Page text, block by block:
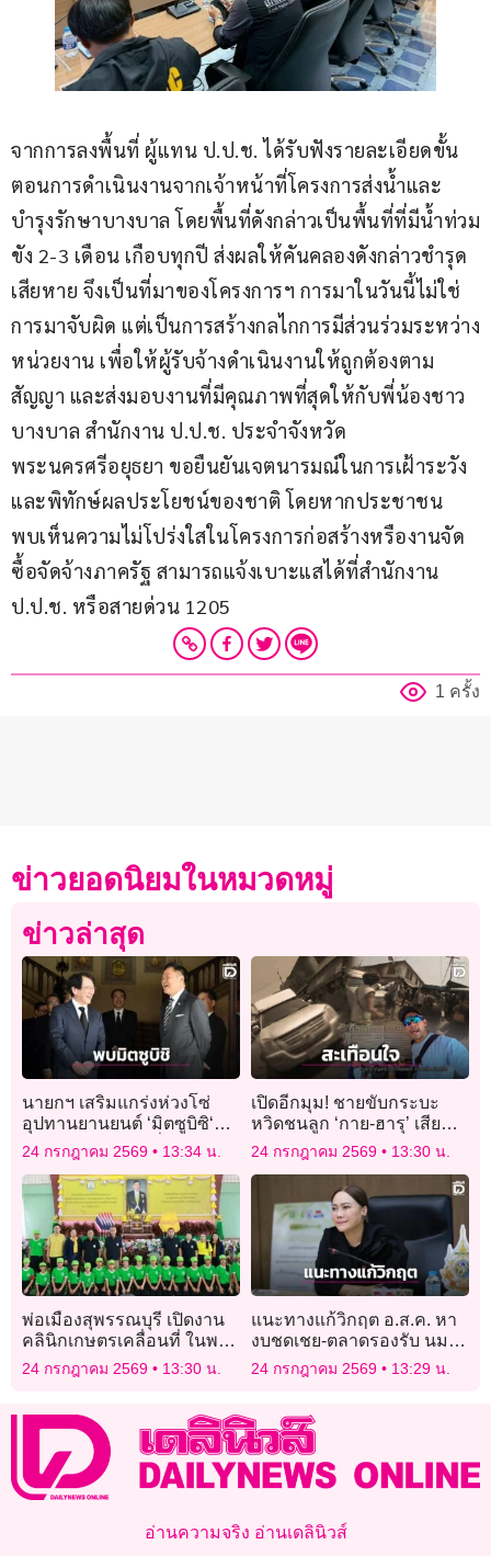
จากการลงพื้นที่ ผู้แทน ป.ป.ช. ได้รับฟังรายละเอียดขั้น
ตอนการดำเนินงานจากเจ้าหน้าที่โครงการส่งน้ำและ
บำรุงรักษาบางบาล โดยพื้นที่ดังกล่าวเป็นพื้นที่ที่มีน้ำท่วม
ขัง 2-3 เดือน เกือบทุกปี ส่งผลให้คันคลองดังกล่าวชำรุด
เสียหาย จึงเป็นที่มาของโครงการฯ การมาในวันนี้ไม่ใช่
การมาจับผิด แต่เป็นการสร้างกลไกการมีส่วนร่วมระหว่าง
หน่วยงาน เพื่อให้ผู้รับจ้างดำเนินงานให้ถูกต้องตาม
สัญญา และส่งมอบงานที่มีคุณภาพที่สุดให้กับพี่น้องชาว
บางบาล สำนักงาน ป.ป.ช. ประจำจังหวัด
พระนครศรีอยุธยา ขอยืนยันเจตนารมณ์ในการเฝ้าระวัง
และพิทักษ์ผลประโยชน์ของชาติ โดยหากประชาชน
พบเห็นความไม่โปร่งใสในโครงการก่อสร้างหรืองานจัด
ซื้อจัดจ้างภาครัฐ สามารถแจ้งเบาะแสได้ที่สำนักงาน
ป.ป.ช. หรือสายด่วน 1205
1 ครั้ง
ข่าวยอดนิยมในหมวดหมู่
ข่าวล่าสุด
นายกฯ เสริมแกร่งห่วงโซ่
อุปทานยานยนต์ ‘มิตซูบิซิ‘
เตรียมลงทุนไทยเพิ่ม 1.6
หมื่นล้าน รองรับยานยนต์
สมัยใหม่
24 กรกฎาคม 2569 13:34 น.
เปิดอีกมุม! ชายขับกระบะ
หวิดชนลูก ‘กาย-ฮารุ’ เสีย
ชีวิตแล้ว ญาติเผยวันเกิดเหตุ
รีบไปรับเมีย-ลูกที่เพิ่งคลอด
24 กรกฎาคม 2569 13:30 น.
พ่อเมืองสุพรรณบุรี เปิดงาน
คลินิกเกษตรเคลื่อนที่ ในพระ
ราชานุเคราะห์ฯ
24 กรกฎาคม 2569 13:30 น.
แนะทางแก้วิกฤต อ.ส.ค. หา
งบชดเชย-ตลาดรองรับ นม
เกิน MOU ต้นตอขาดทุน
สต็อคพุ่ง
24 กรกฎาคม 2569 13:29 น.
อ่านความจริง อ่านเดลินิวส์